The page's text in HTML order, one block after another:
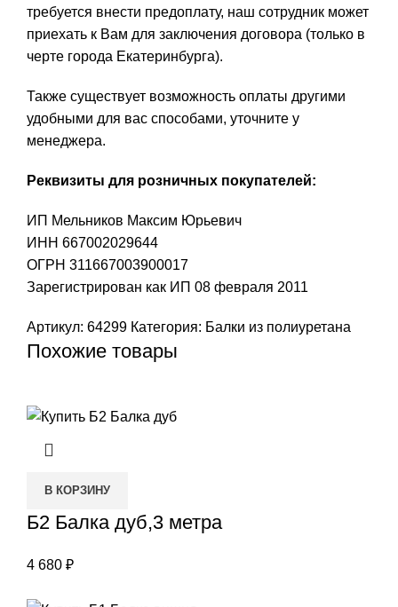
требуется внести предоплату, наш сотрудник может
приехать к Вам для заключения договора (только в
черте города Екатеринбурга).
Также существует возможность оплаты другими
удобными для вас способами, уточните у
менеджера.
Реквизиты для розничных покупателей:
ИП Мельников Максим Юрьевич
ИНН 667002029644
ОГРН 311667003900017
Зарегистрирован как ИП 08 февраля 2011
Артикул: 64299 Категория: Балки из полиуретана
Похожие товары
В КОРЗИНУ
Б2 Балка дуб,3 метра
4 680 ₽